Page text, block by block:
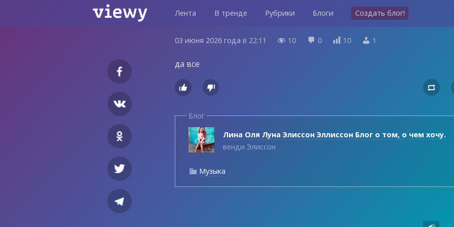
Лента В тренде Рубрики Блоги Создать блог!
03 июня 2026 года в 22:11  10  0  10  1
да все
  
Блог
Лина Оля Луна Элиссон Эллиссон Блог о том, о чем хочу.
венди Элиссон
 Музыка